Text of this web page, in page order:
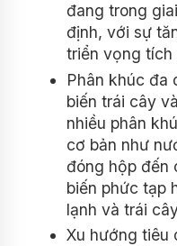
đang trong
định, với sự
triển vọng tích
Phân khúc đa
biến trái cây
nhiều phân
cơ bản như
đóng hộp đến
biến phức tạp
lạnh và trái
Xu hướng tiêu